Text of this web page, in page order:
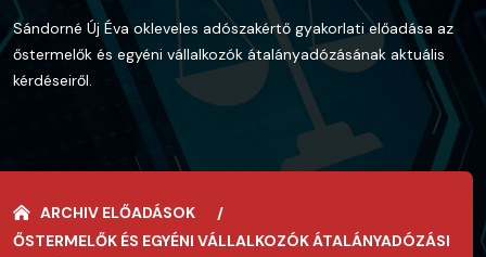
Sándorné Új Éva okleveles adószakértő gyakorlati előadása az
őstermelők és egyéni vállalkozók átalányadózásának aktuális
kérdéseiről.
ARCHIV ELŐADÁSOK
ŐSTERMELŐK ÉS EGYÉNI VÁLLALKOZÓK ÁTALÁNYADÓZÁSI